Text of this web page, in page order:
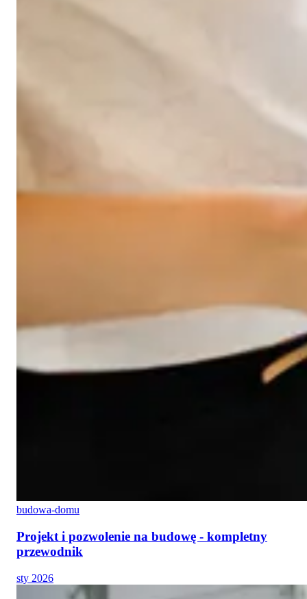
budowa-domu
Projekt i pozwolenie na budowę - kompletny
przewodnik
sty 2026